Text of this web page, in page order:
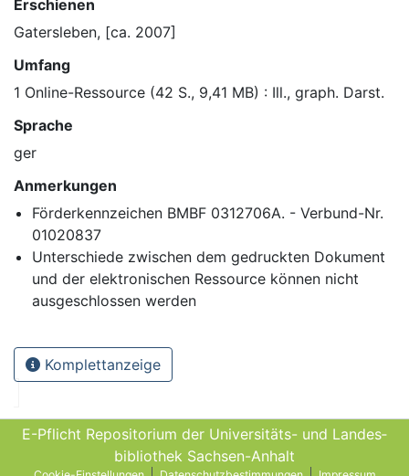
Erschienen
Gatersleben, [ca. 2007]
Umfang
1 Online-Ressource (42 S., 9,41 MB) : Ill., graph. Darst.
Sprache
ger
Anmerkungen
Förderkennzeichen BMBF 0312706A. - Verbund-Nr.
01020837
Unterschiede zwischen dem gedruckten Dokument
und der elektronischen Ressource können nicht
ausgeschlossen werden
Komplettanzeige
E-Pflicht Repositorium der Universitäts- und Landes­
bibliothek Sachsen-Anhalt